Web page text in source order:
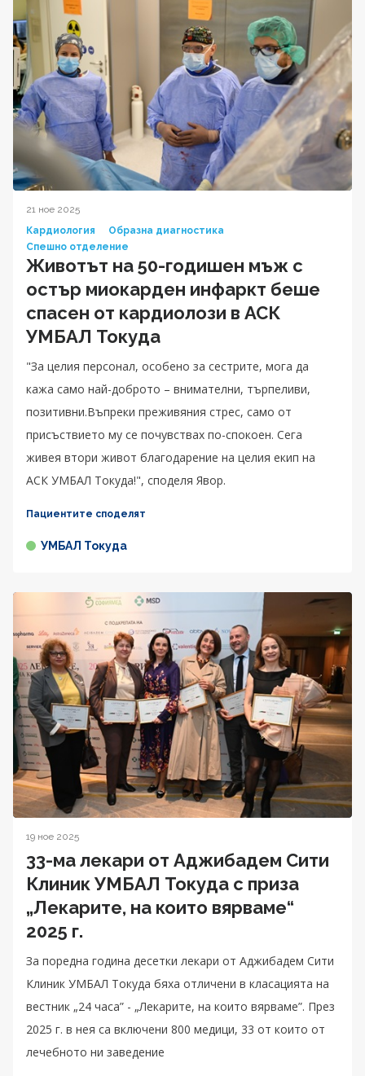
21 ное 2025
Кардиология
Образна диагностика
Спешно отделение
Животът на 50-годишен мъж с
остър миокарден инфаркт беше
спасен от кардиолози в АСК
УМБАЛ Токуда
"За целия персонал, особено за сестрите, мога да
кажа само най-доброто – внимателни, търпеливи,
позитивни.Въпреки преживяния стрес, само от
присъствието му се почувствах по-спокоен. Сега
живея втори живот благодарение на целия екип на
АСК УМБАЛ Токуда!", споделя Явор.
Пациентите споделят
УМБАЛ Токуда
19 ное 2025
33-ма лекари от Аджибадем Сити
Клиник УМБАЛ Токуда с приза
„Лекарите, на които вярваме“
2025 г.
За поредна година десетки лекари от Аджибадем Сити
Клиник УМБАЛ Токуда бяха отличени в класацията на
вестник „24 часа” - „Лекарите, на които вярваме”. През
2025 г. в нея са включени 800 медици, 33 от които от
лечебното ни заведение